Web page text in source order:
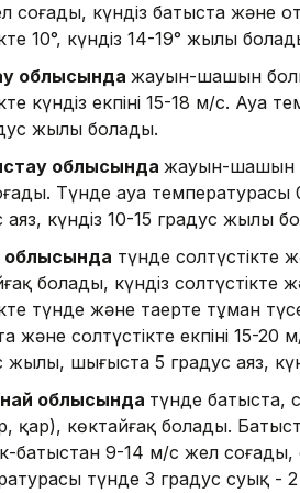
соғады, күндіз батыста және
10°, күндіз 14-19° жылы
облысында жауын-шашын
күндіз екпіні 15-18 м/с.
жылы болады.
облысында жауын-шашын
Түнде ауа
аяз, күндіз 10-15 градус жылы
облысында түнде
болады, күндіз
түнде және таңертең тұман
және солтүстікте екпіні 15-
жылы, шығыста 5 градус аяз,
облысында түнде батыста,
қар), көктайғақ болады.
батыстан 9-14 м/с жел соғады,
түнде 3 градус суық -